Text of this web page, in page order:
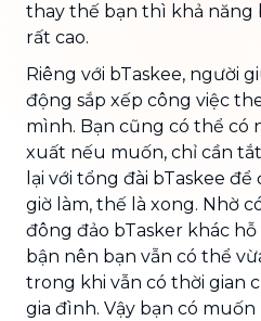
thay thế bạn thì khả năng
rất cao.
Riêng với bTaskee, người
động sắp xếp công việc
mình. Bạn cũng có thể có
xuất nếu muốn, chỉ cần
lại với tổng đài bTaskee
giờ làm, thế là xong. Nhờ
đông đảo bTasker khác
bận nên bạn vẫn có thể
trong khi vẫn có thời gian
gia đình. Vậy bạn có